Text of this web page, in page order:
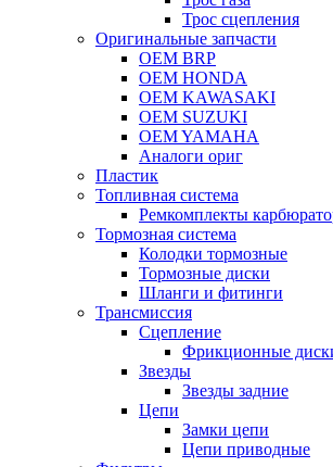
Трос сцепления
Оригинальные запчасти
OEM BRP
OEM HONDA
OEM KAWASAKI
OEM SUZUKI
OEM YAMAHA
Аналоги ориг
Пластик
Топливная система
Ремкомплекты
Тормозная система
Колодки тормозные
Тормозные диски
Шланги и фитинги
Трансмиссия
Cцепление
Фрикционные
Звезды
Звезды задние
Цепи
Замки цепи
Цепи приводные